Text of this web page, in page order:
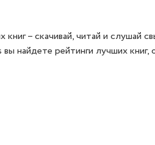
– скачивай, читай и слушай
найдете рейтинги лучших